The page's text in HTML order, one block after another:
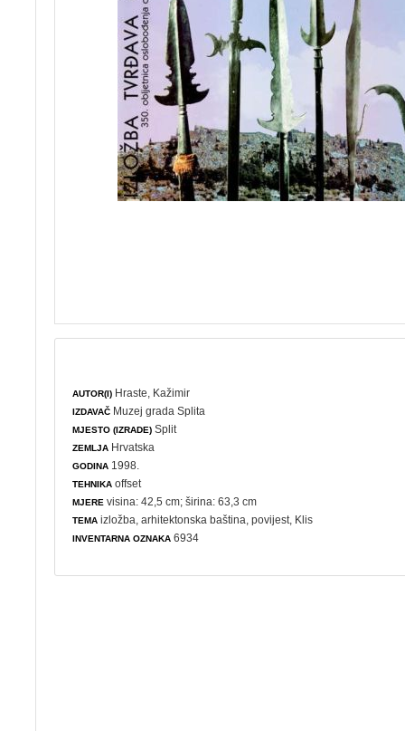
AUTOR(I) Hraste, Kažimir
IZDAVAČ Muzej grada Splita
MJESTO (IZRADE) Split
ZEMLJA Hrvatska
GODINA 1998.
TEHNIKA offset
MJERE visina: 42,5 cm; širina: 63,3 cm
TEMA izložba ,arhitektonska baština ,povijest , Klis
INVENTARNA OZNAKA 6934